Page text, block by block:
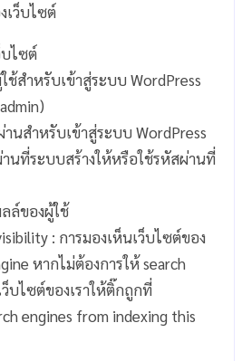
เว็บไซต์
ไซต์
ช้สำหรับเข้าสู่ระบบ WordPress
านสำหรับเข้าสู่ระบบ WordPress
นที่ระบบสร้างให้หรือใช้รหัสผ่านที่
ลล์ของผู้ใช้
: การมองเห็นเว็บไซต์ของ
หากไม่ต้องการให้ search
บไซต์ของเราให้ติ๊กถูกที่
engines from indexing this